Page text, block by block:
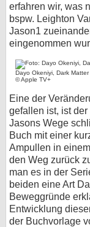
erfahren wir, was
bspw. Leighton
Jason1
eingenommen
Dayo Okeniyi, Dark
© Apple TV+
Eine der
gefallen ist, ist
Jasons Wege
Buch mit einer
Ampullen in
den Weg zurück
man es in der
beiden eine Art
Beweggründe
Entwicklung
der Buchvorlage